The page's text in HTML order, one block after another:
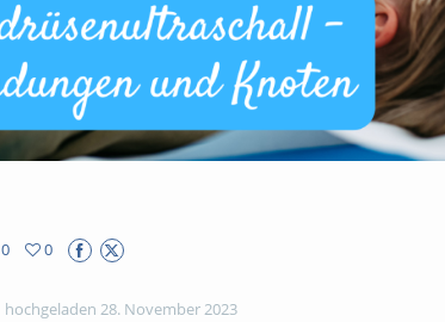
0
0
hochgeladen 28. November 2023